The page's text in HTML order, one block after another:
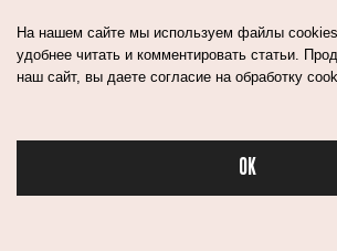
На нашем сайте мы используем файлы
удобнее читать и комментировать статьи.
наш сайт, вы даете согласие на обработку
OK